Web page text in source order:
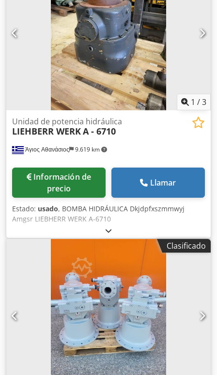
1 /3
Άγιος Αθανάσιος 9.619 km
Unidad de potencia hidráulica
LIEHBERR WERKA - 6710
Información de
precio
Llamar
Estado: usado, BOMBA HIDRÁULICA Dkjdpfxszmmwyj
Amgsr LIEBHERR WERK A-6710
Clasificado